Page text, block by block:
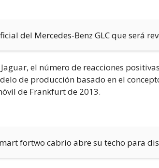
del Mercedes-Benz GLC que será
el número de reacciones
de producción basado en el
de Frankfurt de 2013.
fortwo cabrio abre su techo para